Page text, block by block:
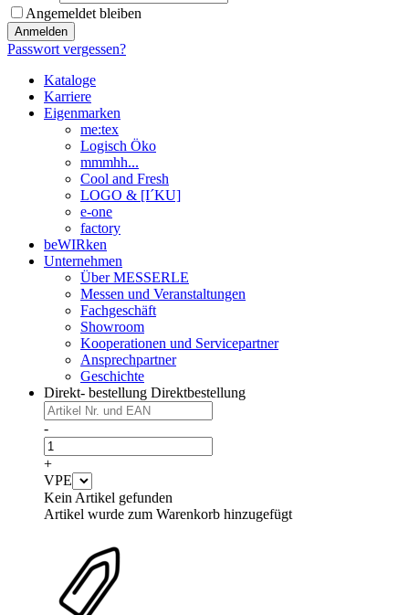
Angemeldet bleiben
Anmelden
Passwort vergessen?
Kataloge
Karriere
Eigenmarken
me:tex
Logisch Öko
mmmhh...
Cool and Fresh
LOGO & [I´KU]
e-one
factory
beWIRken
Unternehmen
Über MESSERLE
Messen und Veranstaltungen
Fachgeschäft
Showroom
Kooperationen und Servicepartner
Ansprechpartner
Geschichte
Direkt- bestellung Direktbestellung
-
+
VPE
Kein Artikel gefunden
Artikel wurde zum Warenkorb hinzugefügt